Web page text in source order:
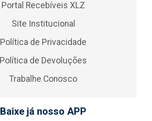
Portal Recebíveis XLZ
Site Institucional
Política de Privacidade
Política de Devoluções
Trabalhe Conosco
Baixe já nosso APP